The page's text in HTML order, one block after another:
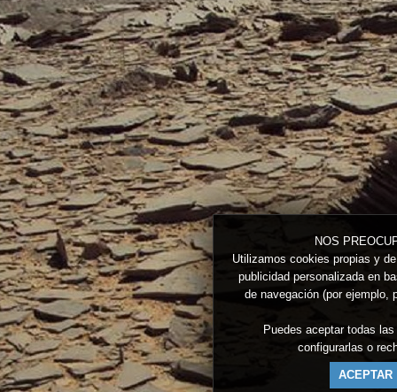
NOS
Utilizamos cookies propias y
publicidad personalizada en
de navegación (por
Puedes aceptar todas
configurarlas o
ACEPTAR